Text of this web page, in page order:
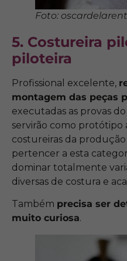
Foto:
5. Costureira
piloteira
Profissional excelente,
montagem das peças
executadas as provas
servirão como protótipo
costureiras da produção
pertencer a esta
dominar totalmente
diversas de costura e
Também precisa ser
muito curiosa.